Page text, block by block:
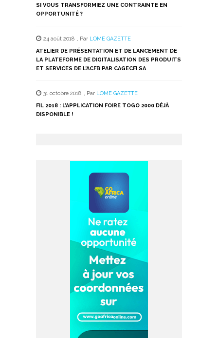
SI VOUS TRANSFORMIEZ UNE CONTRAINTE EN
OPPORTUNITÉ ?
24 août 2018 , Par LOME GAZETTE
ATELIER DE PRÉSENTATION ET DE LANCEMENT DE
LA PLATEFORME DE DIGITALISATION DES PRODUITS
ET SERVICES DE L’ACFB PAR CAGECFI SA
31 octobre 2018 , Par LOME GAZETTE
FIL 2018 : L’APPLICATION FOIRE TOGO 2000 DÉJÀ
DISPONIBLE !